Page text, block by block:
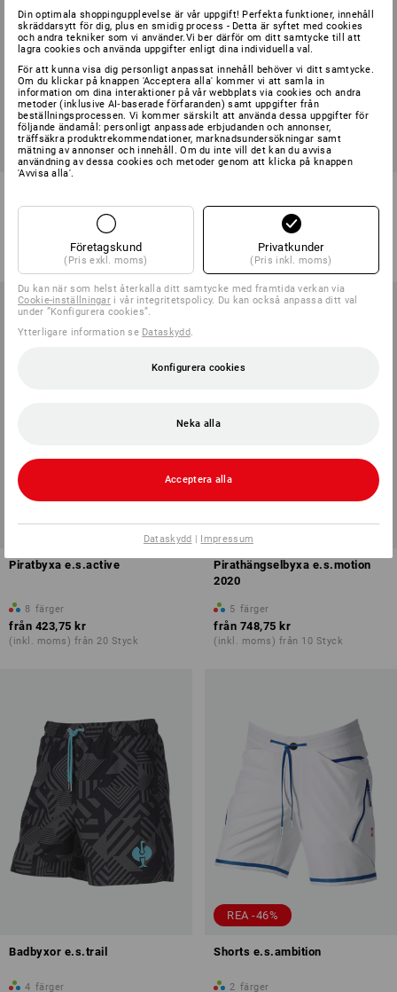
198,75 kr
(inkl. moms) från 10 Styck
461,25 kr
(inkl. moms) från 10 Styck
Piratbyxa e.s.active
8 färger
från 423,75 kr
(inkl. moms) från 20 Styck
Pirathängselbyxa e.s.motion
2020
5 färger
från 748,75 kr
(inkl. moms) från 10 Styck
Badbyxor e.s.trail
4 färger
REA -46%
Shorts e.s.ambition
2 färger
Din optimala shoppingupplevelse är vår uppgift! Perfekta funktioner, innehåll
skräddarsytt för dig, plus en smidig process - Detta är syftet med cookies
och andra tekniker som vi använder.Vi ber därför om ditt samtycke till att
lagra cookies och använda uppgifter enligt dina individuella val.
För att kunna visa dig personligt anpassat innehåll behöver vi ditt samtycke.
Om du klickar på knappen 'Acceptera alla' kommer vi att samla in
information om dina interaktioner på vår webbplats via cookies och andra
metoder (inklusive AI‑baserade förfaranden) samt uppgifter från
beställningsprocessen. Vi kommer särskilt att använda dessa uppgifter för
följande ändamål: personligt anpassade erbjudanden och annonser,
träffsäkra produktrekommendationer, marknadsundersökningar samt
mätning av annonser och innehåll. Om du inte vill det kan du avvisa
användning av dessa cookies och metoder genom att klicka på knappen
'Avvisa alla'.
Företagskund
(Pris exkl. moms)
Privatkunder
(Pris inkl. moms)
Du kan när som helst återkalla ditt samtycke med framtida verkan via
Cookie-inställningar i vår integritetspolicy. Du kan också anpassa ditt val
under ”Konfigurera cookies”.
Ytterligare information se Dataskydd.
Konfigurera cookies
Neka alla
Acceptera alla
Dataskydd | Impressum